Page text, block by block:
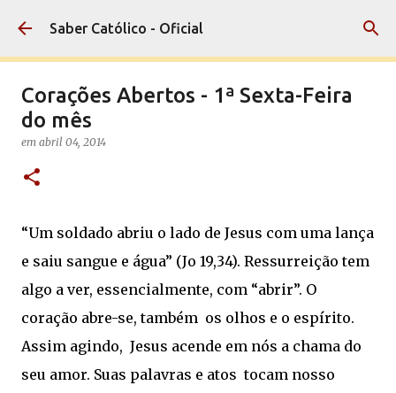
Pular para o conteúdo principal
Saber Católico - Oficial
Corações Abertos - 1ª Sexta-Feira
do mês
em abril 04, 2014
“Um soldado abriu o lado de Jesus com uma lança
e saiu sangue e água” (Jo 19,34). Ressurreição tem
algo a ver, essencialmente, com “abrir”. O
coração abre-se, também os olhos e o espírito.
Assim agindo, Jesus acende em nós a chama do
seu amor. Suas palavras e atos tocam nosso